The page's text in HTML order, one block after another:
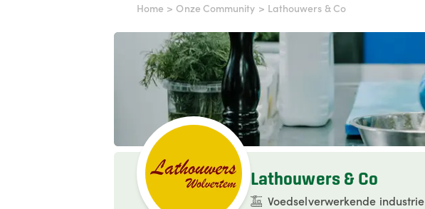
Home > Onze Community > Lathouwers & Co
Lathouwers & Co
Voedselverwerkende industrie